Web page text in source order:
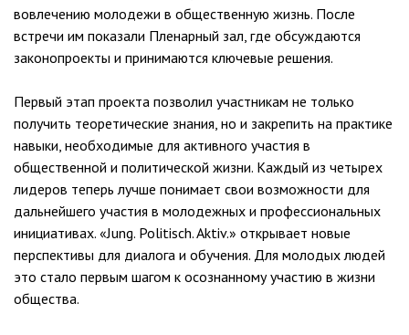
вовлечению молодежи в общественную жизнь. После
встречи им показали Пленарный зал, где обсуждаются
законопроекты и принимаются ключевые решения.
Первый этап проекта позволил участникам не только
получить теоретические знания, но и закрепить на практике
навыки, необходимые для активного участия в
общественной и политической жизни. Каждый из четырех
лидеров теперь лучше понимает свои возможности для
дальнейшего участия в молодежных и профессиональных
инициативах. «Jung. Politisch. Aktiv.» открывает новые
перспективы для диалога и обучения. Для молодых людей
это стало первым шагом к осознанному участию в жизни
общества.